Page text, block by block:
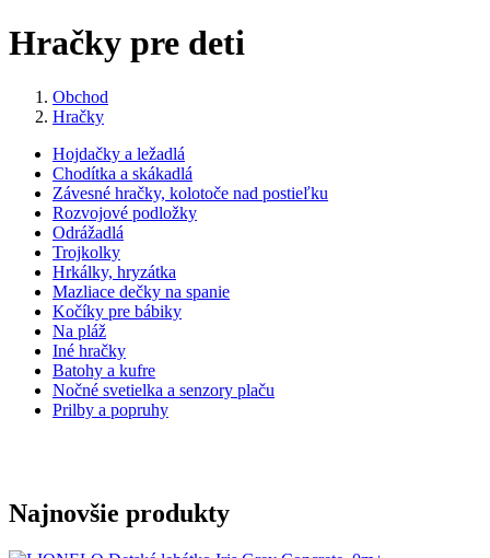
Hračky pre deti
Obchod
Hračky
Hojdačky a ležadlá
Chodítka a skákadlá
Závesné hračky, kolotoče nad postieľku
Rozvojové podložky
Odrážadlá
Trojkolky
Hrkálky, hryzátka
Mazliace dečky na spanie
Kočíky pre bábiky
Na pláž
Iné hračky
Batohy a kufre
Nočné svetielka a senzory plaču
Prilby a popruhy
Najnovšie produkty